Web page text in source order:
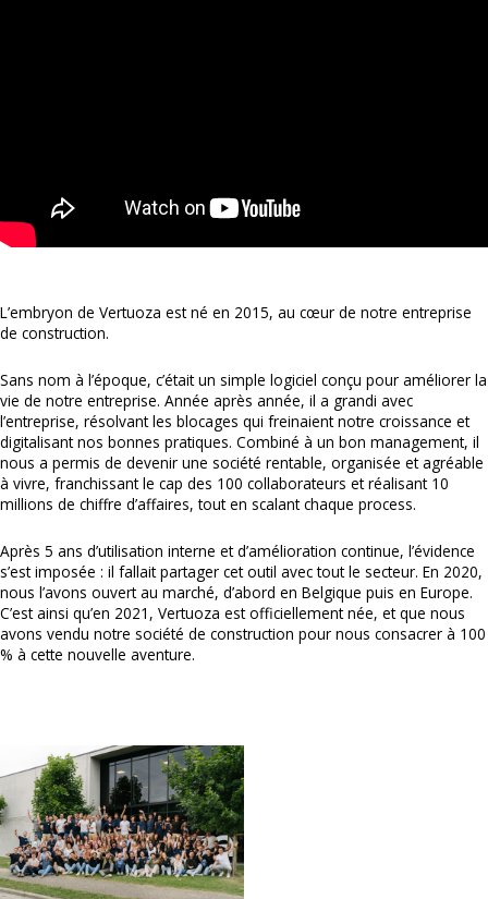
L’embryon de Vertuoza est né en 2015, au cœur de notre entreprise
de construction.
Sans nom à l’époque, c’était un simple logiciel conçu pour améliorer la
vie de notre entreprise. Année après année, il a grandi avec
l’entreprise, résolvant les blocages qui freinaient notre croissance et
digitalisant nos bonnes pratiques. Combiné à un bon management, il
nous a permis de devenir une société rentable, organisée et agréable
à vivre, franchissant le cap des 100 collaborateurs et réalisant 10
millions de chiffre d’affaires, tout en scalant chaque process.
Après 5 ans d’utilisation interne et d’amélioration continue, l’évidence
s’est imposée : il fallait partager cet outil avec tout le secteur. En 2020,
nous l’avons ouvert au marché, d’abord en Belgique puis en Europe.
C’est ainsi qu’en 2021, Vertuoza est officiellement née, et que nous
avons vendu notre société de construction pour nous consacrer à 100
% à cette nouvelle aventure.